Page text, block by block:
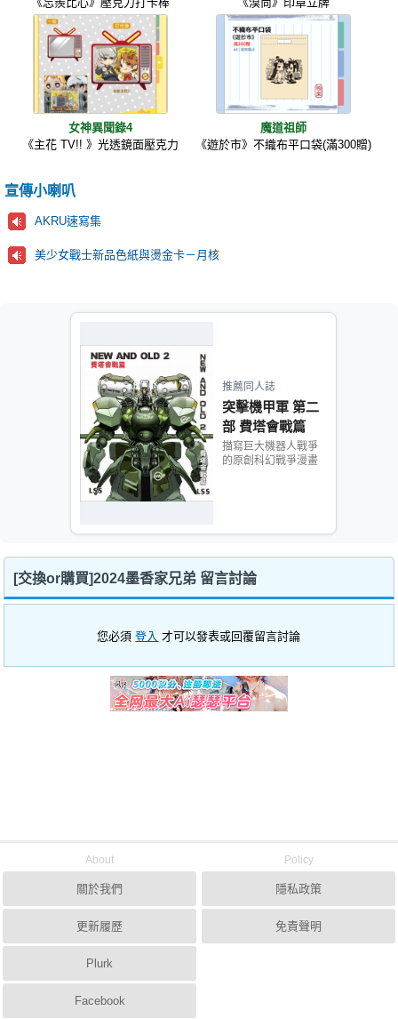
女神異聞錄4
《主花 TV!! 》光透鏡面壓克力
魔道祖師
《遊於市》不織布平口袋(滿300贈)
宣傳小喇叭
AKRU速寫集
美少女戰士新品色紙與燙金卡－月核
推薦同人誌
突擊機甲軍 第二
部 費塔會戰篇
描寫巨大機器人戰爭
的原創科幻戰爭漫畫
[交換or購買]2024墨香家兄弟 留言討論
您必須登入 才可以發表或回覆留言討論
About
關於我們
更新履歷
Plurk
Facebook
Policy
隱私政策
免責聲明